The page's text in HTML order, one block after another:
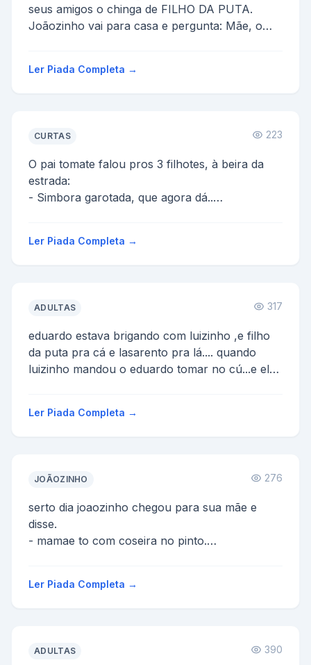
seus amigos o chinga de FILHO DA PUTA.
Joãozinho vai para casa e pergunta: Mãe, o
Ler Piada Completa →
CURTAS 223
O pai tomate falou pros 3 filhotes, à beira da
estrada:
- Simbora garotada, que agora dá..
Ler Piada Completa →
ADULTAS 317
eduardo estava brigando com luizinho ,e filho
da puta pra cá e lasarento pra lá.... quando
luizinho mandou o eduardo tomar no cú...e ele
Ler Piada Completa →
JOÃOZINHO 276
serto dia joaozinho chegou para sua mãe e
disse.
- mamae to com coseira no pinto.
...
Ler Piada Completa →
ADULTAS 390